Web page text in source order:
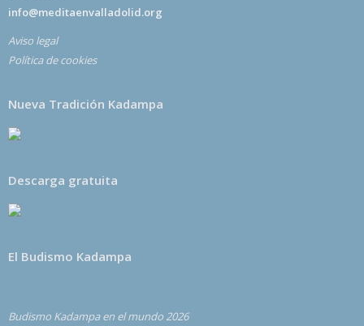
info@meditaenvalladolid.org
Aviso legal
Política de cookies
Nueva Tradición Kadampa
Descarga gratuita
El Budismo Kadampa
Budismo Kadampa en el mundo 2026